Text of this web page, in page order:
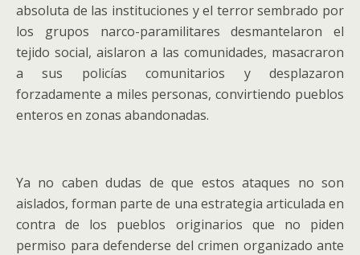
absoluta de las instituciones y el terror sembrado por
los grupos narco-paramilitares desmantelaron el
tejido social, aislaron a las comunidades, masacraron
a sus policías comunitarios y desplazaron
forzadamente a miles personas, convirtiendo pueblos
enteros en zonas abandonadas.
Ya no caben dudas de que estos ataques no son
aislados, forman parte de una estrategia articulada en
contra de los pueblos originarios que no piden
permiso para defenderse del crimen organizado ante